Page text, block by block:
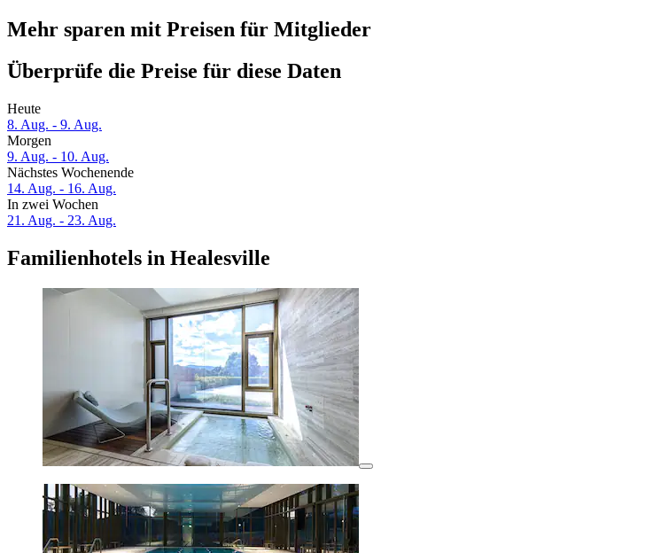
Mehr sparen mit Preisen für Mitglieder
Überprüfe die Preise für diese Daten
Heute
8. Aug. - 9. Aug.
Morgen
9. Aug. - 10. Aug.
Nächstes Wochenende
14. Aug. - 16. Aug.
In zwei Wochen
21. Aug. - 23. Aug.
Familienhotels in Healesville